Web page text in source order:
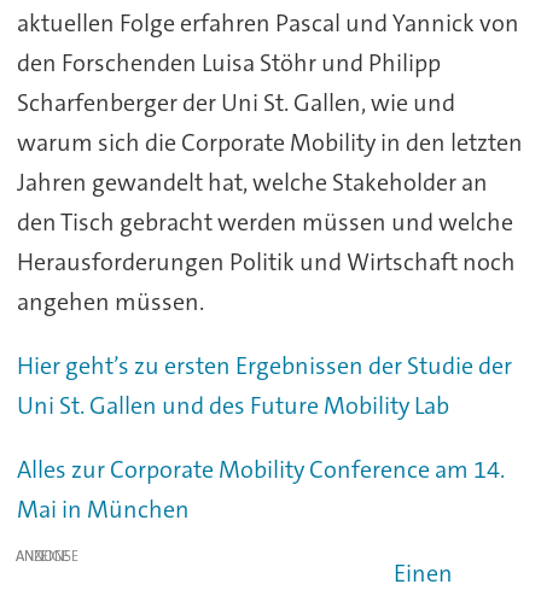
aktuellen Folge erfahren Pascal und Yannick von
den Forschenden Luisa Stöhr und Philipp
Scharfenberger der Uni St. Gallen, wie und
warum sich die Corporate Mobility in den letzten
Jahren gewandelt hat, welche Stakeholder an
den Tisch gebracht werden müssen und welche
Herausforderungen Politik und Wirtschaft noch
angehen müssen.
Hier geht’s zu ersten Ergebnissen der Studie der
Uni St. Gallen und des Future Mobility Lab
Alles zur Corporate Mobility Conference am 14.
Mai in München
ANZEIGE
Einen